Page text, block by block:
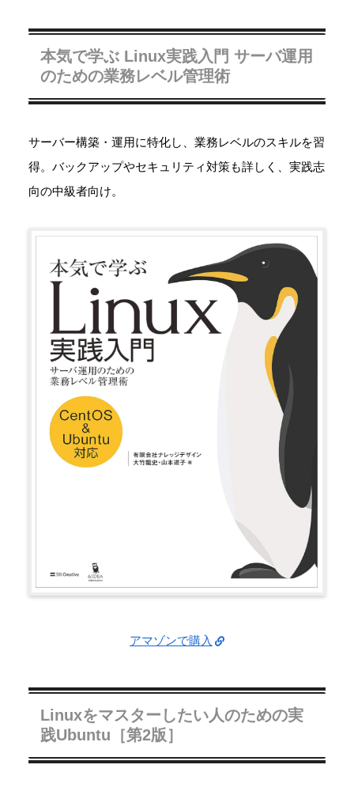
本気で学ぶ Linux実践入門 サーバ運用
のための業務レベル管理術
サーバー構築・運用に特化し、業務レベルのスキルを習
得。バックアップやセキュリティ対策も詳しく、実践志
向の中級者向け。
アマゾンで購入
Linuxをマスターしたい人のための実
践Ubuntu［第2版］